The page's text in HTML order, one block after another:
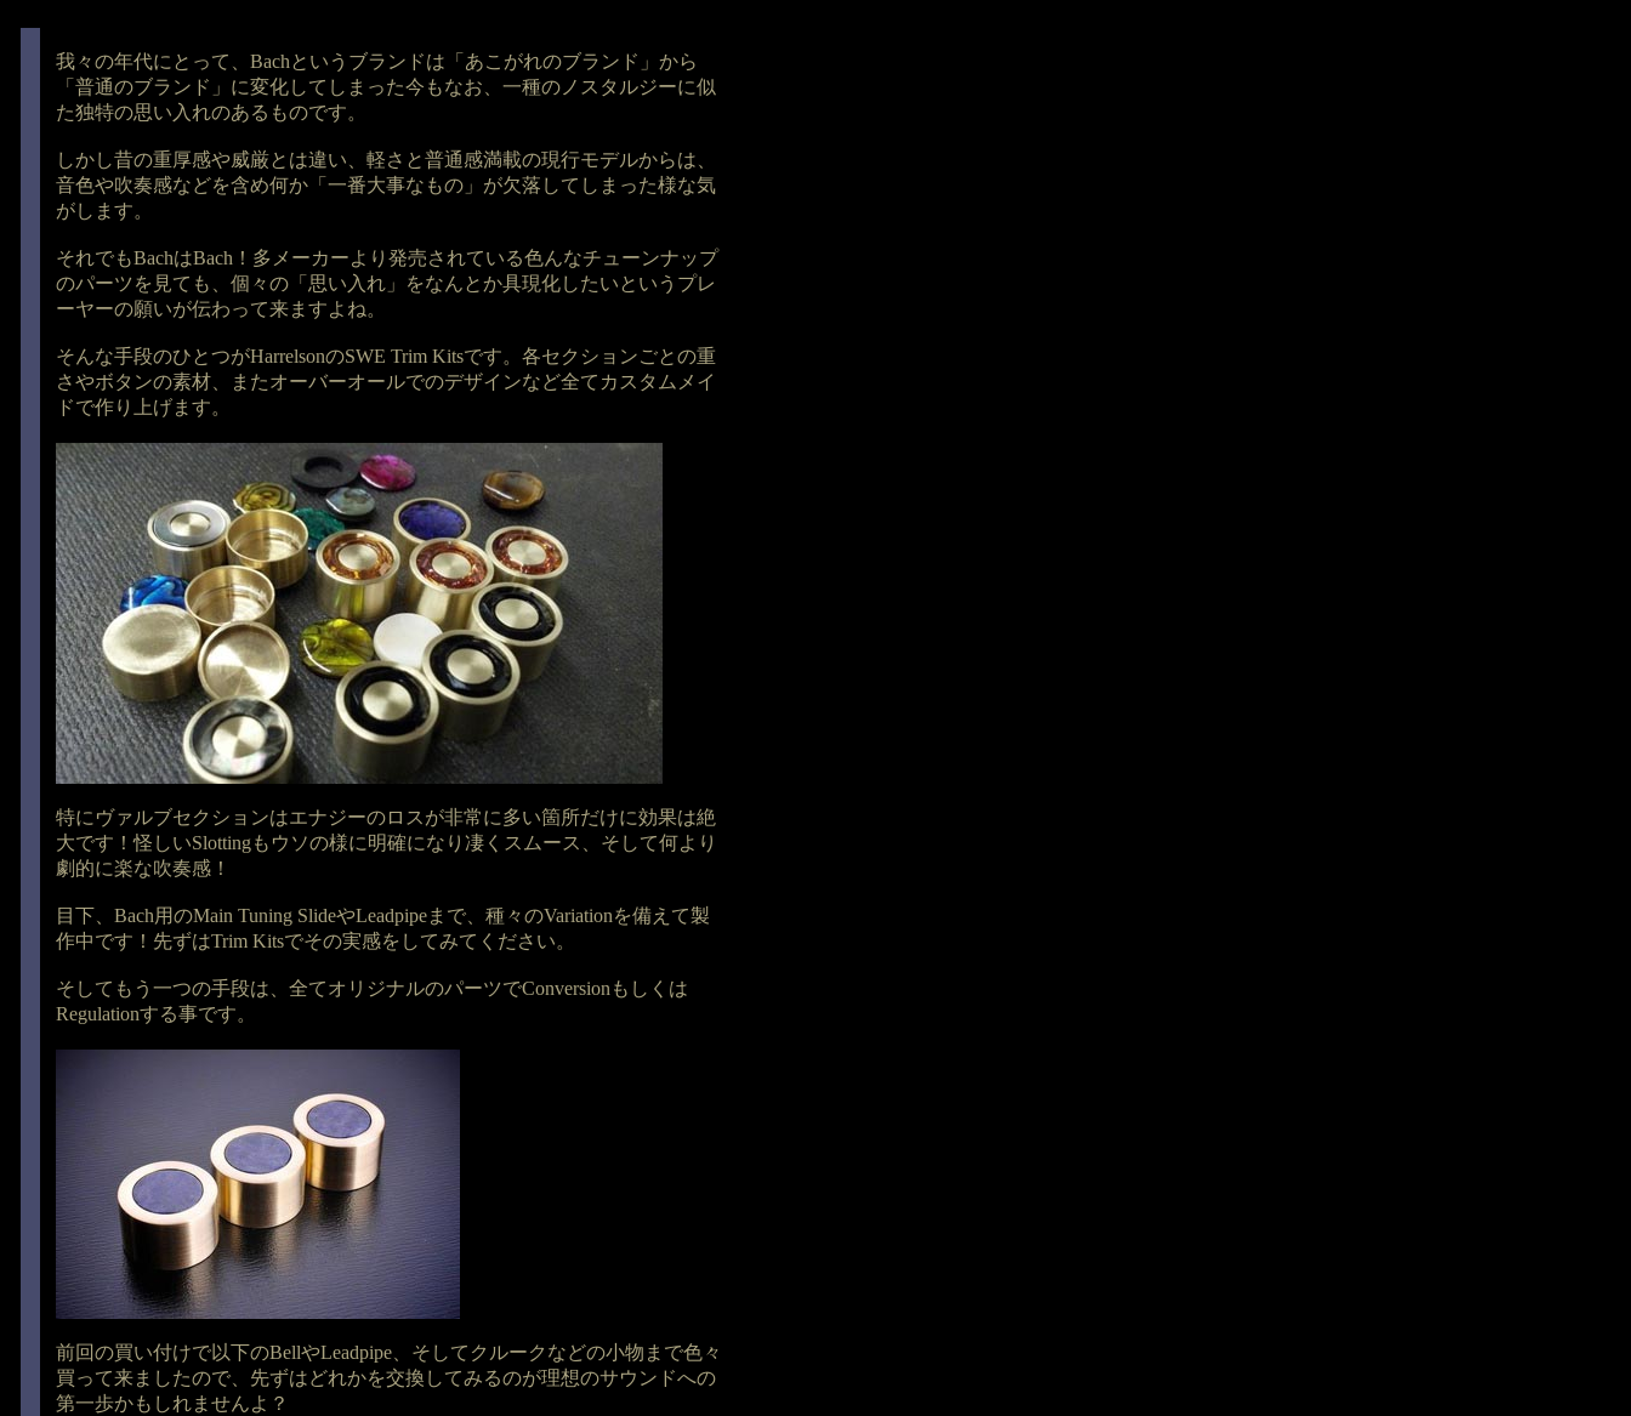
我々の年代にとって、Bachというブランドは「あこがれのブランド」から
「普通のブランド」に変化してしまった今もなお、一種のノスタルジーに似
た独特の思い入れのあるものです。
しかし昔の重厚感や威厳とは違い、軽さと普通感満載の現行モデルからは、
音色や吹奏感などを含め何か「一番大事なもの」が欠落してしまった様な気
がします。
それでもBachはBach！多メーカーより発売されている色んなチューンナップ
のパーツを見ても、個々の「思い入れ」をなんとか具現化したいというプレ
ーヤーの願いが伝わって来ますよね。
そんな手段のひとつがHarrelsonのSWE Trim Kitsです。各セクションごとの重
さやボタンの素材、またオーバーオールでのデザインなど全てカスタムメイ
ドで作り上げます。
特にヴァルブセクションはエナジーのロスが非常に多い箇所だけに効果は絶
大です！怪しいSlottingもウソの様に明確になり凄くスムース、そして何より
劇的に楽な吹奏感！
目下、Bach用のMain Tuning SlideやLeadpipeまで、種々のVariationを備えて製
作中です！先ずはTrim Kitsでその実感をしてみてください。
そしてもう一つの手段は、全てオリジナルのパーツでConversionもしくは
Regulationする事です。
前回の買い付けで以下のBellやLeadpipe、そしてクルークなどの小物まで色々
買って来ましたので、先ずはどれかを交換してみるのが理想のサウンドへの
第一歩かもしれませんよ？